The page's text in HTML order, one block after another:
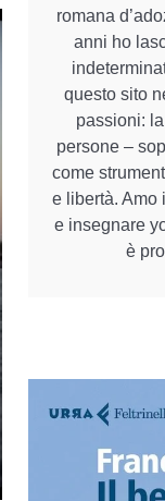
romana
anni ho
questo sito
passioni:
persone –
come
e libertà. Amo
e insegnare
è